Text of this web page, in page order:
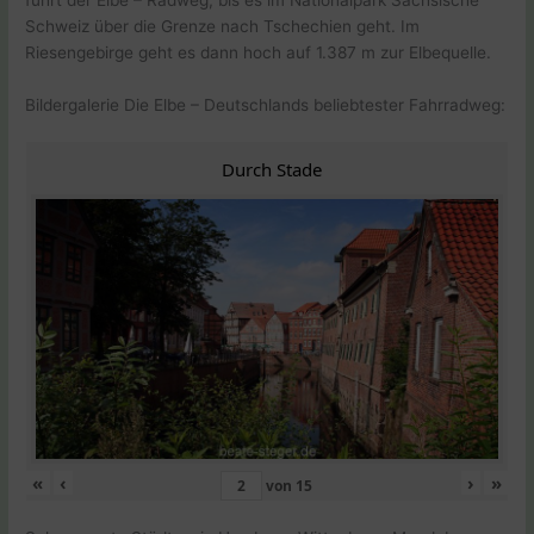
Schweiz über die Grenze nach Tschechien geht. Im
Riesengebirge geht es dann hoch auf 1.387 m zur Elbequelle.
Bildergalerie Die Elbe – Deutschlands beliebtester Fahrradweg:
Durch Stade
« ‹ von 15 › »